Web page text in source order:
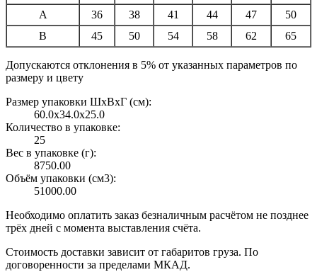
A 36 38 41 44 47
50
B
45 50 54 58 62 65
Допускаются отклонения в 5% от указанных параметров по
размеру и цвету
Размер упаковки ШxВxГ (см):
60.0x34.0x25.0
Количество в упаковке:
25
Вес в упаковке (г):
8750.00
Объём упаковки (см3):
51000.00
Необходимо оплатить заказ безналичным расчётом не позднее
трёх дней с момента выставления счёта.
Стоимость доставки зависит от габаритов груза. По
договоренности за пределами МКАД.